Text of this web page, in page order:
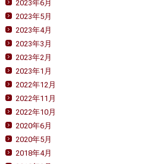
2023年6月
2023年5月
2023年4月
2023年3月
2023年2月
2023年1月
2022年12月
2022年11月
2022年10月
2020年6月
2020年5月
2018年4月